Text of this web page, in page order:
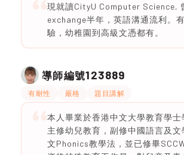
現就讀CityU Computer Science,
exchange半年，英語溝通流利。
驗，幼稚園到高級文憑都有。
導師編號123889
有耐性 嚴格 題目講解
本人畢業於香港中文大學教育學士
主修幼兒教育，副修中國語言及文
文Phonics教學法，並已修畢